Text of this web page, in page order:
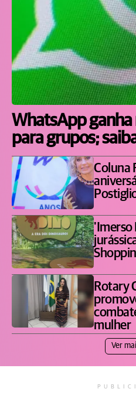
WhatsApp ganha
para grupos;
Coluna
'Imerso
Rotary
mulher
Ver